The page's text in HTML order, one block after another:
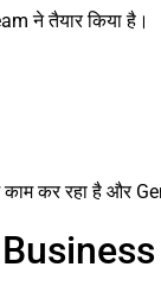
ने तैयार किया है।
कर रहा है और